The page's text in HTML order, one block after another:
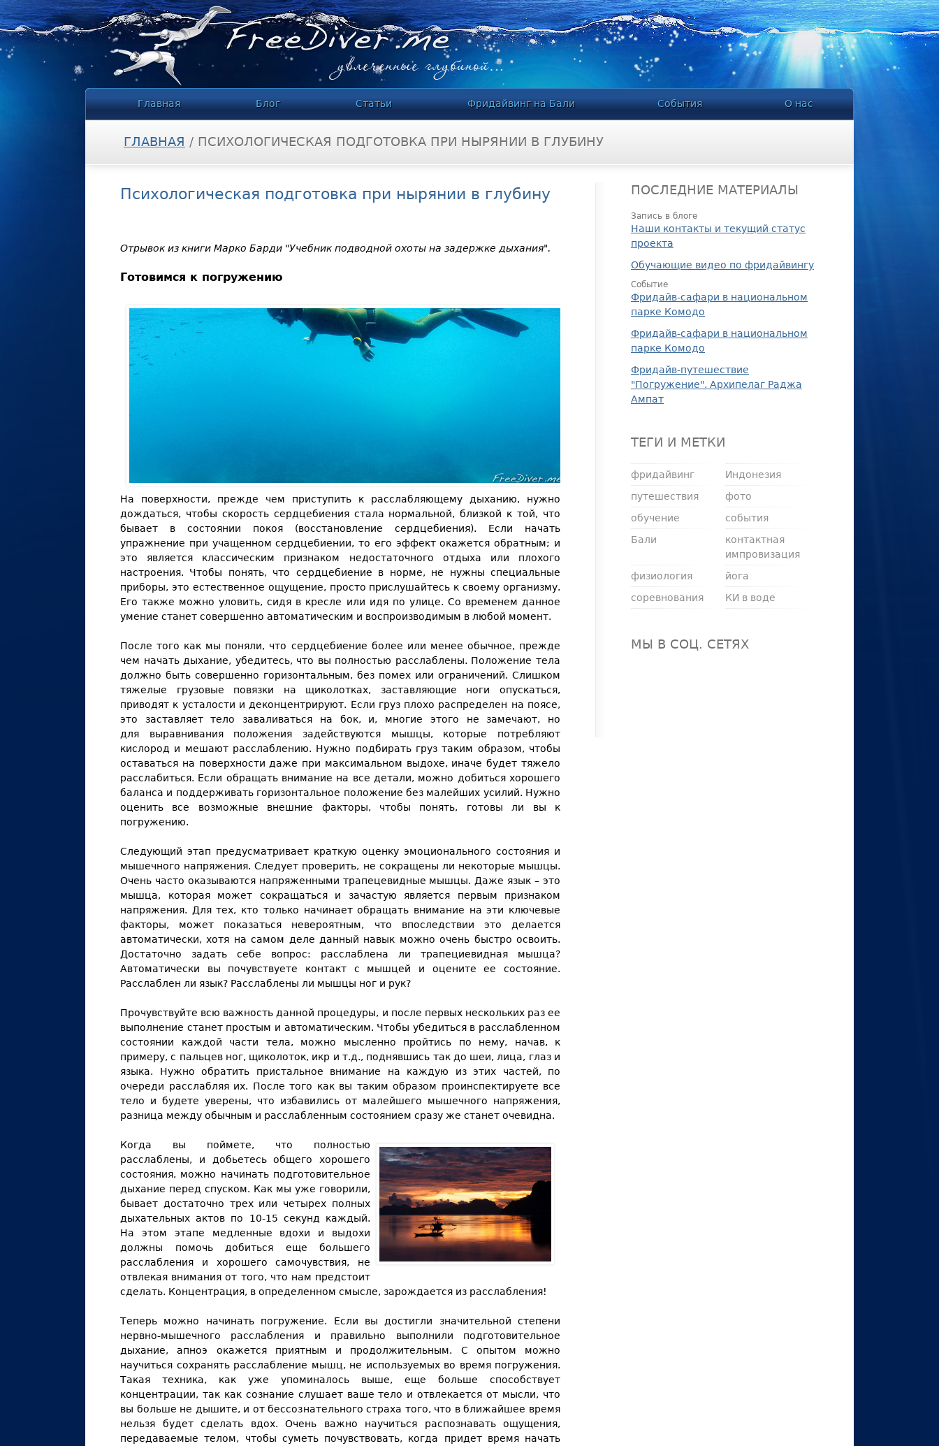
Jump to navigation
ВЫ ЗДЕСЬ
ГЛАВНАЯ / ПСИХОЛОГИЧЕСКАЯ ПОДГОТОВКА ПРИ НЫРЯНИИ В ГЛУБИНУ
Психологическая подготовка при нырянии в глубину
Отрывок из книги Марко Барди "Учебник подводной охоты на задержке дыхания".
Готовимся к погружению
На поверхности, прежде чем приступить к расслабляющему дыханию, нужно
дождаться, чтобы скорость сердцебиения стала нормальной, близкой к той, что
бывает в состоянии покоя (восстановление сердцебиения). Если начать
упражнение при учащенном сердцебиении, то его эффект окажется обратным; и
это является классическим признаком недостаточного отдыха или плохого
настроения. Чтобы понять, что сердцебиение в норме, не нужны специальные
приборы, это естественное ощущение, просто прислушайтесь к своему организму.
Его также можно уловить, сидя в кресле или идя по улице. Со временем данное
умение станет совершенно автоматическим и воспроизводимым в любой момент.
После того как мы поняли, что сердцебиение более или менее обычное, прежде
чем начать дыхание, убедитесь, что вы полностью расслаблены. Положение тела
должно быть совершенно горизонтальным, без помех или ограничений. Слишком
тяжелые грузовые повязки на щиколотках, заставляющие ноги опускаться,
приводят к усталости и деконцентрируют. Если груз плохо распределен на поясе,
это заставляет тело заваливаться на бок, и, многие этого не замечают, но
для выравнивания положения задействуются мышцы, которые потребляют
кислород и мешают расслаблению. Нужно подбирать груз таким образом, чтобы
оставаться на поверхности даже при максимальном выдохе, иначе будет тяжело
расслабиться. Если обращать внимание на все детали, можно добиться хорошего
баланса и поддерживать горизонтальное положение без малейших усилий. Нужно
оценить все возможные внешние факторы, чтобы понять, готовы ли вы к
погружению.
Следующий этап предусматривает краткую оценку эмоционального состояния и
мышечного напряжения. Следует проверить, не сокращены ли некоторые мышцы.
Очень часто оказываются напряженными трапецевидные мышцы. Даже язык – это
мышца, которая может сокращаться и зачастую является первым признаком
напряжения. Для тех, кто только начинает обращать внимание на эти ключевые
факторы, может показаться невероятным, что впоследствии это делается
автоматически, хотя на самом деле данный навык можно очень быстро освоить.
Достаточно задать себе вопрос: расслаблена ли трапециевидная мышца?
Автоматически вы почувствуете контакт с мышцей и оцените ее состояние.
Расслаблен ли язык? Расслаблены ли мышцы ног и рук?
Прочувствуйте всю важность данной процедуры, и после первых нескольких раз ее
выполнение станет простым и автоматическим. Чтобы убедиться в расслабленном
состоянии каждой части тела, можно мысленно пройтись по нему, начав, к
примеру, с пальцев ног, щиколоток, икр и т.д., поднявшись так до шеи, лица, глаз и
языка. Нужно обратить пристальное внимание на каждую из этих частей, по
очереди расслабляя их. После того как вы таким образом проинспектируете все
тело и будете уверены, что избавились от малейшего мышечного напряжения,
разница между обычным и расслабленным состоянием сразу же станет очевидна.
Когда вы поймете, что полностью
расслаблены, и добьетесь общего хорошего
состояния, можно начинать подготовительное
дыхание перед спуском. Как мы уже говорили,
бывает достаточно трех или четырех полных
дыхательных актов по 10-15 секунд каждый.
На этом этапе медленные вдохи и выдохи
должны помочь добиться еще большего
расслабления и хорошего самочувствия, не
отвлекая внимания от того, что нам предстоит
сделать. Концентрация, в определенном смысле, зарождается из расслабления!
Теперь можно начинать погружение. Если вы достигли значительной степени
нервно-мышечного расслабления и правильно выполнили подготовительное
дыхание, апноэ окажется приятным и продолжительным. С опытом можно
научиться сохранять расслабление мышц, не используемых во время погружения.
Такая техника, как уже упоминалось выше, еще больше способствует
концентрации, так как сознание слушает ваше тело и отвлекается от мысли, что
вы больше не дышите, и от бессознательного страха того, что в ближайшее время
нельзя будет сделать вдох. Очень важно научиться распознавать ощущения,
передаваемые телом, чтобы суметь почувствовать, когда придет время начать
Главная Блог Статьи Фридайвинг на Бали События О нас
ПОСЛЕДНИЕ МАТЕРИАЛЫ
Запись в блоге
Наши контакты и текущий статус
проекта
Обучающие видео по фридайвингу
Событие
Фридайв-сафари в национальном
парке Комодо
Фридайв-сафари в национальном
парке Комодо
Фридайв-путешествие
"Погружение". Архипелаг Раджа
Ампат
ТЕГИ И МЕТКИ
фридайвинг
Индонезия
путешествия
фото
обучение
события
Бали
контактная
импровизация
физиология
йога
соревнования
КИ в воде
МЫ В СОЦ. СЕТЯХ